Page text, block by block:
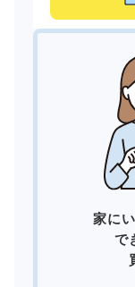
家に
で